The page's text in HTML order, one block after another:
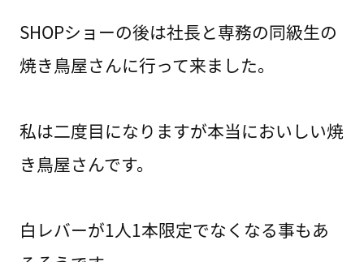
SHOPショーの後は社長と専務の同級生の
焼き鳥屋さんに行って来ました。
私は二度目になりますが本当においしい焼
き鳥屋さんです。
白レバーが1人1本限定でなくなる事もあ